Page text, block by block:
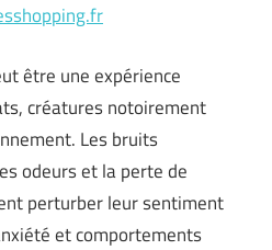
être une expérience
créatures notoirement
Les bruits
odeurs et la perte de
perturber leur sentiment
et comportements